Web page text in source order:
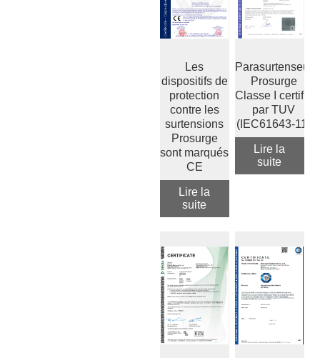
Les
dispositifs de
protection
contre les
surtensions
Prosurge
sont marqués
CE
Lire la
suite
Parasurtenseur
Prosurge
Classe I certifié
par TUV
(IEC61643-11)
Lire la
suite